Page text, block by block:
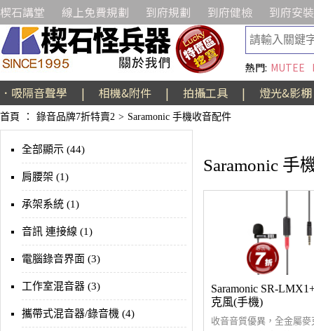
楔石講堂 線上免費規劃 到府規劃 到府健檢 到府安裝
熱門: MUTEE
．吸隔音聲學 | 相機&附件 | 拍攝工具 | 燈光&影棚
首頁 ： 錄音品牌7折特賣2 > Saramonic 手機收音配件
全部顯示 (44)
肩腰架 (1)
承架系統 (1)
音訊 連接線 (1)
電腦錄音界面 (3)
工作室混音器 (3)
攜帶式混音器/錄音機 (4)
Saramonic 手
Saramonic SR-
克風(手機)
收音音質優異，全金屬麥